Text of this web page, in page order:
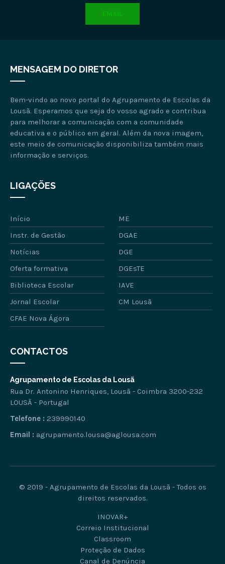
EMAIL
MENSAGEM DO DIRETOR
Bem-vindo ao novo portal do Agrupamento de Escolas da
Lousã. Esperamos que seja do vosso agrado e contribua
para melhorar a comunicação com a comunidade
educativa e o público em geral. Além da nova imagem,
este meio de comunicação disponibiliza também mais
informação e serviços.
LIGAÇÕES
Início
ME
Instr. de Gestão
DGAE
Notícias
DGE
Oferta formativa
DGEsTE
Biblioteca Escolar
IAVE
Jornal Escolar
CM Lousã
CFAE Nova Ágora
CONTACTOS
Agrupamento de Escolas da Lousã
Rua Dr. Antonino Henriques, Lousã - Coimbra 3200-232
LOUSÃ - Portugal
Telefone : 239990140
Email : agrupamento.lousa@aglousa.com
© 2019 - Agrupamento de Escolas da Lousã - Todos os
direitos reservados.
INOVAR+
Correio Institucional
Classroom
Proteção de Dados
Canal de Denúncia